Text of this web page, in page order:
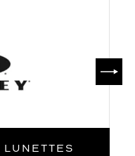
LUNETTES